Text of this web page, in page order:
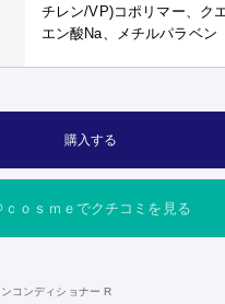
チレン/VP)コポリマー、ク
エン酸Na、メチルパラベン
購入する
ｃｏｓｍｅでクチコミを見る
コンディショナー R